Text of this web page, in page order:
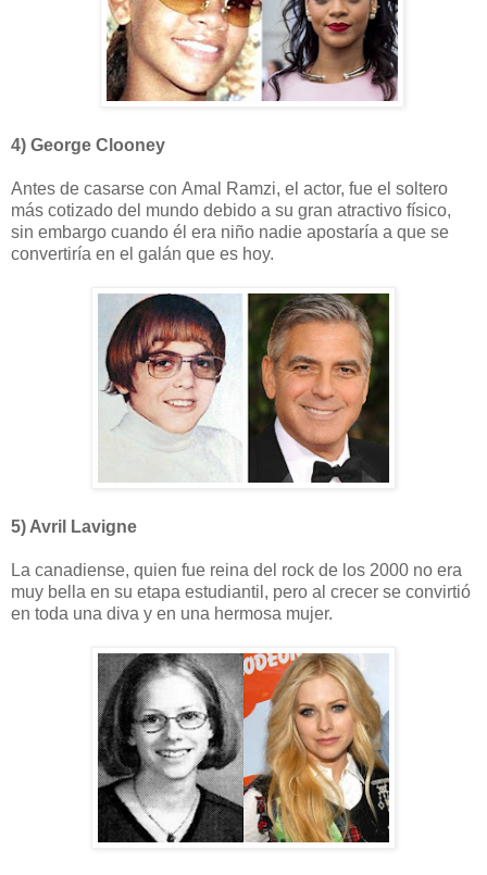
4) George Clooney
Antes de casarse con Amal Ramzi, el actor, fue el soltero
más cotizado del mundo debido a su gran atractivo físico,
sin embargo cuando él era niño nadie apostaría a que se
convertiría en el galán que es hoy.
5) Avril Lavigne
La canadiense, quien fue reina del rock de los 2000 no era
muy bella en su etapa estudiantil, pero al crecer se convirtió
en toda una diva y en una hermosa mujer.